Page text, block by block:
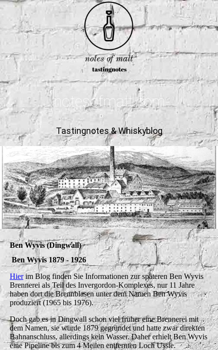
notesofmalt.com
Tastingnotes & Whiskyblog
Ben Wyvis (Dingwall)
Ben Wyvis 1879 - 1926
Hierim Blog finden Sie Informationen zur späteren Ben Wyvis
Brennerei als Teil des Invergordon-Komplexes, nur 11 Jahre
haben dort die Brennblasen unter dem Namen Ben Wyvis
produziert (1965 bis 1976).
Doch gab es in Dingwall schon viel früher eine Brennerei mit
dem Namen, sie wurde 1879 gegründet und hatte zwar direkten
Bahnanschluss, allerdings kein Wasser. Daher erhielt Ben Wyvis
eine Pipeline bis zum 4 Meilen entfernten Loch Ussie.